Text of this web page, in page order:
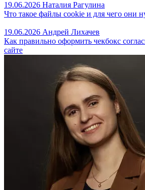
19.06.2026 Наталия Рагулина
Что такое файлы cookie и для чего они
19.06.2026 Андрей Лихачев
Как правильно оформить чекбокс
сайте